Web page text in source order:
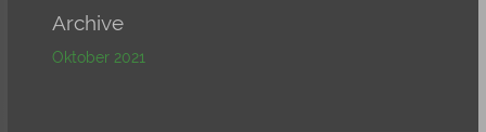
Archive
Oktober 2021